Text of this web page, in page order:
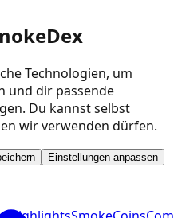
Technologien, um
und dir passende
Du kannst selbst
wir verwenden dürfen.
Einstellungen anpassen